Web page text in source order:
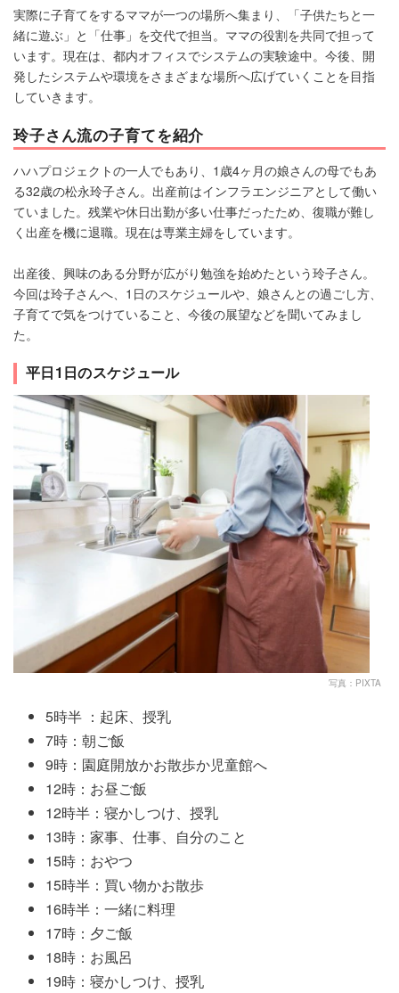
実際に子育てをするママが一つの場所へ集まり、「子供たちと一
緒に遊ぶ」と「仕事」を交代で担当。ママの役割を共同で担って
います。現在は、都内オフィスでシステムの実験途中。今後、開
発したシステムや環境をさまざまな場所へ広げていくことを目指
していきます。
玲子さん流の子育てを紹介
ハハプロジェクトの一人でもあり、1歳4ヶ月の娘さんの母でもあ
る32歳の松永玲子さん。出産前はインフラエンジニアとして働い
ていました。残業や休日出勤が多い仕事だったため、復職が難し
く出産を機に退職。現在は専業主婦をしています。
出産後、興味のある分野が広がり勉強を始めたという玲子さん。
今回は玲子さんへ、1日のスケジュールや、娘さんとの過ごし方、
子育てで気をつけていること、今後の展望などを聞いてみまし
た。
平日1日のスケジュール
写真：PIXTA
5時半 ：起床、授乳
7時：朝ご飯
9時：園庭開放かお散歩か児童館へ
12時：お昼ご飯
12時半：寝かしつけ、授乳
13時：家事、仕事、自分のこと
15時：おやつ
15時半：買い物かお散歩
16時半：一緒に料理
17時：夕ご飯
18時：お風呂
19時：寝かしつけ、授乳